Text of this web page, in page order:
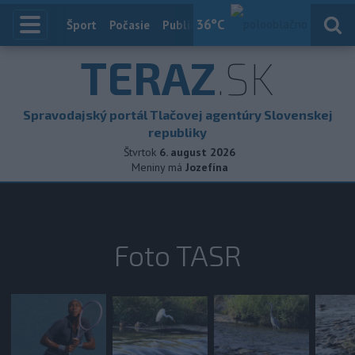
36°C
Index
Šport Počasie Publicistika
TERAZ.SK
Spravodajský portál Tlačovej agentúry Slovenskej
republiky
Štvrtok 6. august 2026
Meniny má Jozefína
Foto TASR